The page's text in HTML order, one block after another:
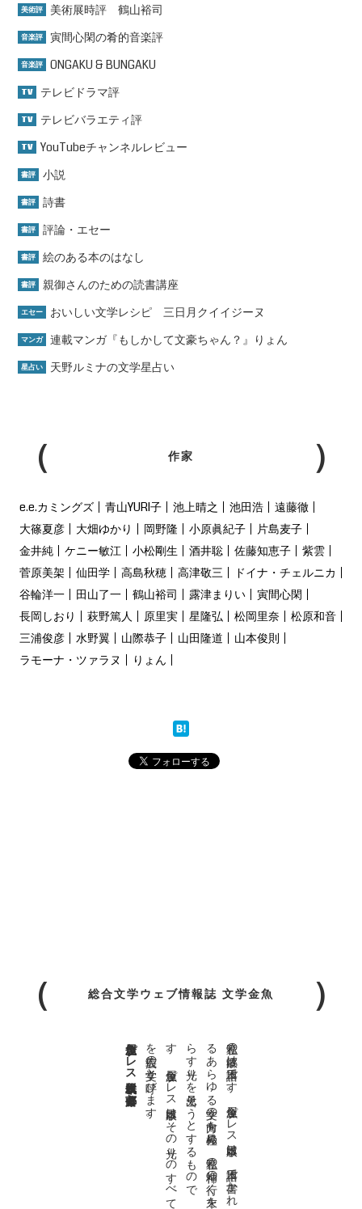
美術評 美術展時評 鶴山裕司
音楽評 寅間心閑の肴的音楽評
音楽評 ONGAKU & BUNGAKU
TV テレビドラマ評
TV テレビバラエティ評
TV YouTubeチャンネルレビュー
書評 小説
書評 詩書
書評 評論・エセー
書評 絵のある本のはなし
書評 親御さんのための読書講座
エセー おいしい文学レシピ 三日月クイイジーヌ
マンガ 連載マンガ『もしかして文豪ちゃん？』りょん
星占い 天野ルミナの文学星占い
作家
e.e.カミングズ 青山YURI子 池上晴之 池田浩
遠藤徹
大篠夏彦
大畑ゆかり 岡野隆 小原眞紀子
片島麦子
金井純
ケニー敏江 小松剛生 酒井聡 佐藤知恵子
紫雲
菅原美架
仙田学 高島秋穂 高津敬三
ドイナ・チェルニカ
谷輪洋一
田山了一 鶴山裕司 露津まりい
寅間心閑
長岡しおり
萩野篤人 原里実 星隆弘 松岡里奈
松原和音
三浦俊彦
水野翼 山際恭子 山田隆道
山本俊則
ラモーナ・ツァラヌ
りょん
総合文学ウェブ情報誌 文学金魚
私達の
故郷は
日本語で
す
。
金魚屋プ
レ
ス
日本版は
、
日本語で
書か
れ
る
あ
ら
ゆ
る
文学の
方向を
見極め
、
私達の
精神の
行く
末を
照
ら
す
光り
を
見出そ
う
と
す
る
も
の
で
す
。
金魚屋プ
レ
ス
日本版は
そ
の
光り
の
す
べ
て
を
広義の
文学と
呼び
ま
す
。
金魚屋プレス日本版代表 齋藤都